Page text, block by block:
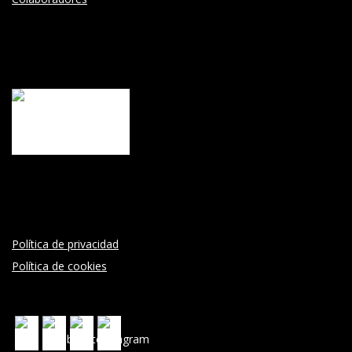
Política de privacidad
Política de cookies